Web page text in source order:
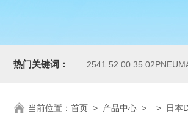
热门关键词：
当前位置： 首页 > 产品中心 > > 日本